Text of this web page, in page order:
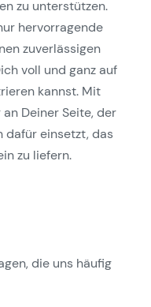
zu unterstützen.
hervorragende
zuverlässigen
voll und ganz auf
kannst. Mit
Deiner Seite, der
dafür einsetzt, das
zu liefern.
die uns häufig